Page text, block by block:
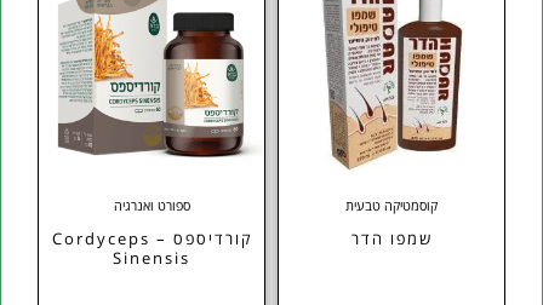
קוסמטיקה טבעית
שמפו הדר
ספורט ואנרגיה
קורדיספס – Cordyceps
Sinensis